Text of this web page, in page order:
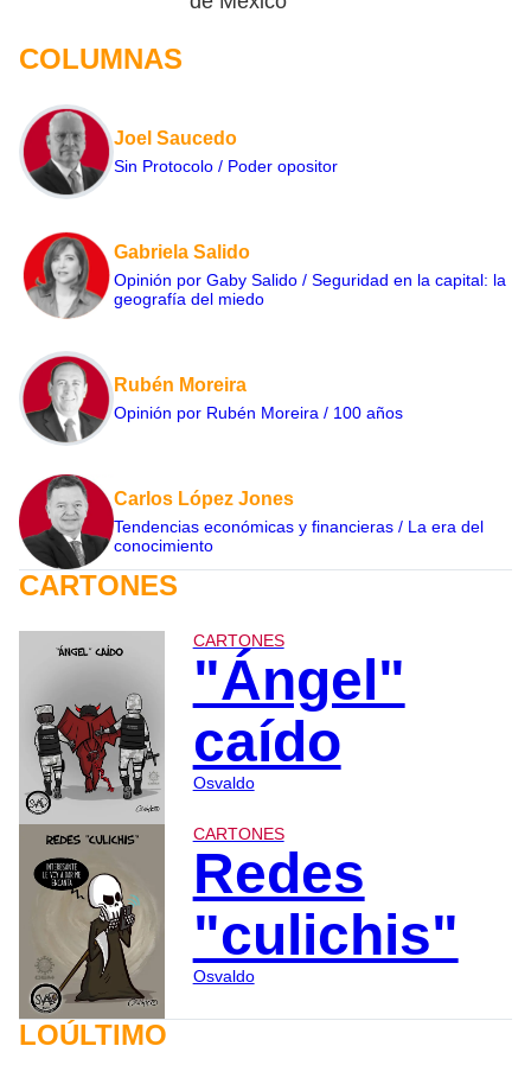
COLUMNAS
Joel Saucedo
Sin Protocolo / Poder opositor
Gabriela Salido
Opinión por Gaby Salido / Seguridad en la capital: la
geografía del miedo
Rubén Moreira
Opinión por Rubén Moreira / 100 años
Carlos López Jones
Tendencias económicas y financieras / La era del
conocimiento
CARTONES
CARTONES
"Ángel"
caído
Osvaldo
CARTONES
Redes
"culichis"
Osvaldo
LOÚLTIMO